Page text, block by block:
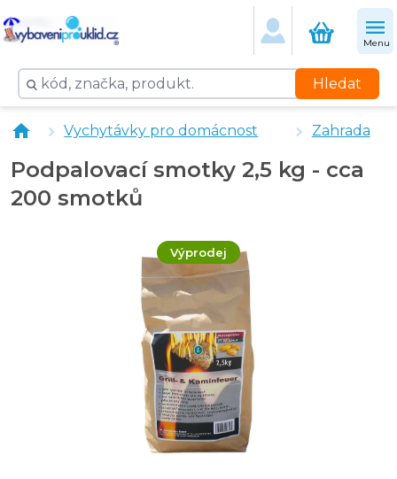
Menu
Hledat
Vysavač popela s oklepem filtru - černý
Dřevěný smetáček s lopatkou
Nádoba na popel 40 x 35 x 28 cm - antracit
Vychytávky pro domácnost Zahrada
Podpalovací smotky 2,5 kg - cca
200 smotků
Výprodej